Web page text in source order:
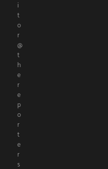
i
t
o
r
@
t
h
e
r
e
p
o
r
t
e
r
s